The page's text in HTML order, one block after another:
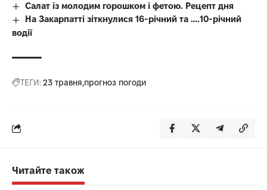
Салат із молодим горошком і фетою. Рецепт дня
На Закарпатті зіткнулися 16-річний та ….10-річний
водії
ТЕГИ: 23 травня прогноз погоди
Читайте також